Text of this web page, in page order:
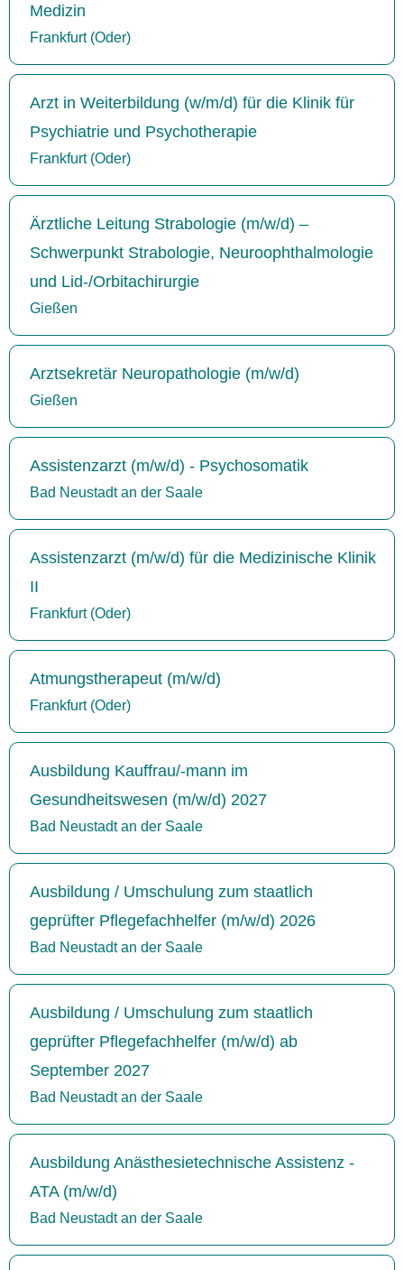
Medizin
Frankfurt (Oder)
Arzt in Weiterbildung (w/m/d) für die Klinik für
Psychiatrie und Psychotherapie
Frankfurt (Oder)
Ärztliche Leitung Strabologie (m/w/d) –
Schwerpunkt Strabologie, Neuroophthalmologie
und Lid-/Orbitachirurgie
Gießen
Arztsekretär Neuropathologie (m/w/d)
Gießen
Assistenzarzt (m/w/d) - Psychosomatik
Bad Neustadt an der Saale
Assistenzarzt (m/w/d) für die Medizinische Klinik
II
Frankfurt (Oder)
Atmungstherapeut (m/w/d)
Frankfurt (Oder)
Ausbildung Kauffrau/-mann im
Gesundheitswesen (m/w/d) 2027
Bad Neustadt an der Saale
Ausbildung / Umschulung zum staatlich
geprüfter Pflegefachhelfer (m/w/d) 2026
Bad Neustadt an der Saale
Ausbildung / Umschulung zum staatlich
geprüfter Pflegefachhelfer (m/w/d) ab
September 2027
Bad Neustadt an der Saale
Ausbildung Anästhesietechnische Assistenz -
ATA (m/w/d)
Bad Neustadt an der Saale